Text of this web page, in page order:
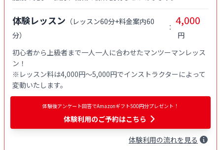
体験レッスン （レッスン60分+料金案内60
分）
： 4,000
円
初心者から上級者まで一人一人に合わせたマンツーマンレッス
ン！
※レッスン料は4,000円〜5,000円でインストラクターによって
変動いたします。
体験後アンケート回答でAmazonギフト500円分プレゼント！
体験利用のご予約はこちら
体験利用の流れを見る